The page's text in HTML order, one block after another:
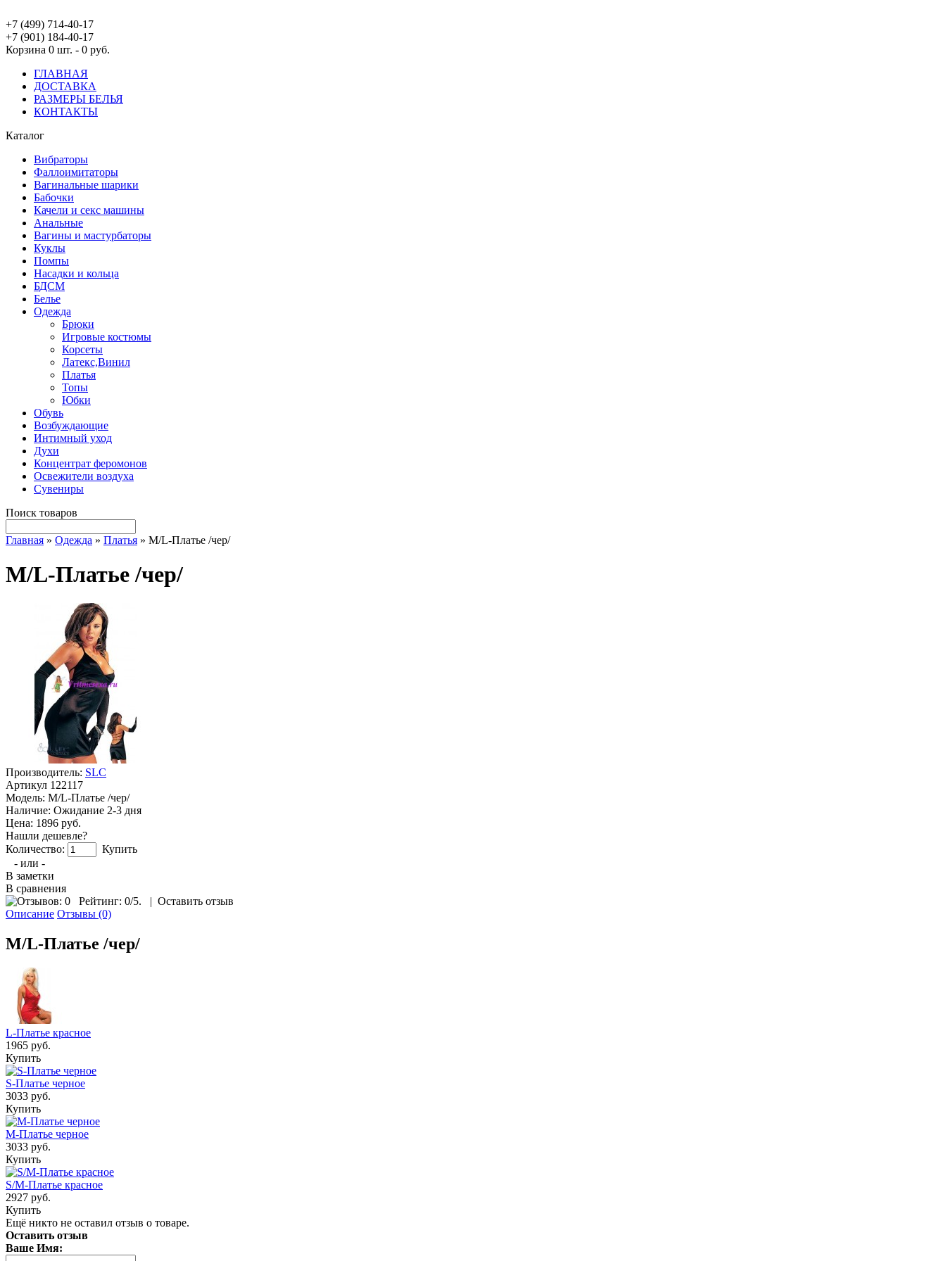
+7 (499) 714-40-17
+7 (901) 184-40-17
Корзина 0 шт. - 0 руб.
ГЛАВНАЯ
ДОСТАВКА
РАЗМЕРЫ БЕЛЬЯ
КОНТАКТЫ
Каталог
Вибраторы
Фаллоимитаторы
Вагинальные шарики
Бабочки
Качели и секс машины
Анальные
Вагины и мастурбаторы
Куклы
Помпы
Насадки и кольца
БДСМ
Белье
Одежда
Брюки
Игровые костюмы
Корсеты
Латекс,Винил
Платья
Топы
Юбки
Обувь
Возбуждающие
Интимный уход
Духи
Концентрат феромонов
Освежители воздуха
Сувениры
Поиск товаров
Главная » Одежда » Платья » M/L-Платье /чер/
M/L-Платье /чер/
Производитель: SLC
Артикул 122117
Модель: M/L-Платье /чер/
Наличие: Ожидание 2-3 дня
Цена: 1896 руб.
Нашли дешевле?
Количество:
Купить
- или -
В заметки
В сравнения
Рейтинг: 0/5. | Оставить отзыв
Описание Отзывы (0)
M/L-Платье /чер/
L-Платье красное
1965 руб.
Купить
S-Платье черное
3033 руб.
Купить
М-Платье черное
3033 руб.
Купить
S/M-Платье красное
2927 руб.
Купить
Ещё никто не оставил отзыв о товаре.
Оставить отзыв
Ваше Имя: